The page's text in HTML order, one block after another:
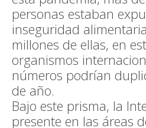
personas estaban
inseguridad
millones de ellas, en
organismos
números podrían
de año.
Bajo este prisma, la
presente en las áreas